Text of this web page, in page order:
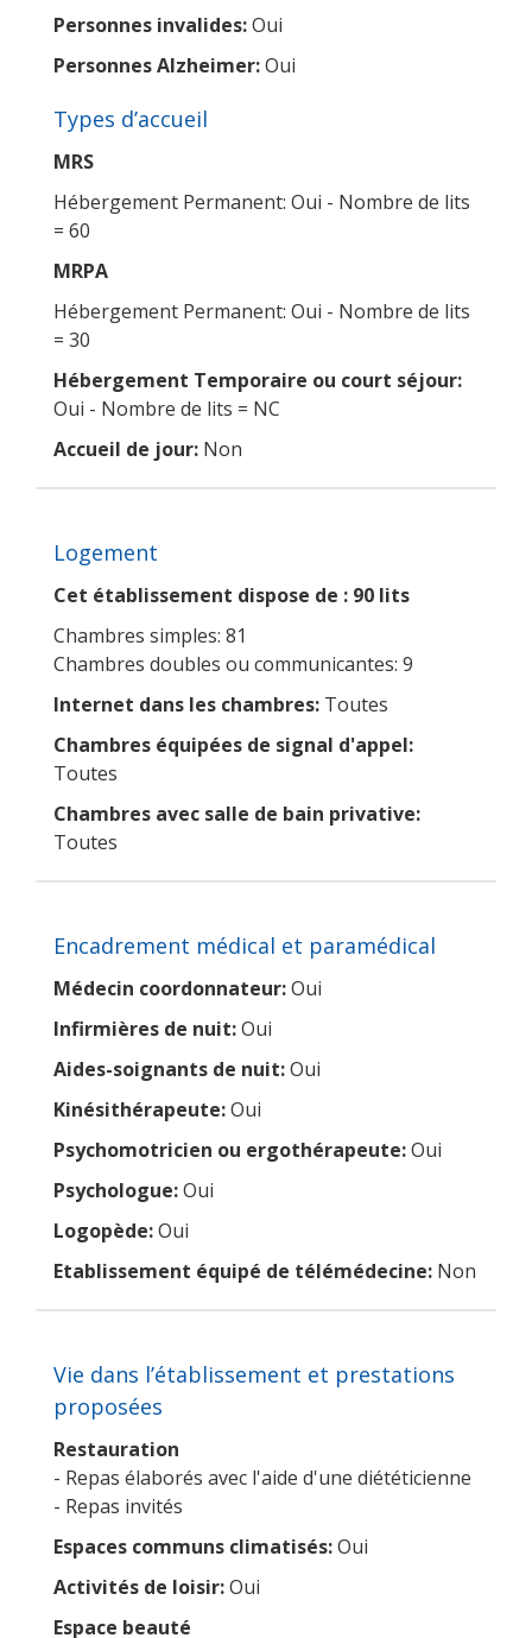
Personnes invalides:Oui
Personnes Alzheimer:Oui
Types d’accueil
MRS
Hébergement Permanent: Oui - Nombre de lits
= 60
MRPA
Hébergement Permanent: Oui - Nombre de lits
= 30
Hébergement Temporaire ou court séjour:
Oui - Nombre de lits = NC
Accueil de jour: Non
Logement
Cet établissement dispose de : 90 lits
Chambres simples: 81
Chambres doubles ou communicantes: 9
Internet dans les chambres: Toutes
Chambres équipées de signal d'appel:
Toutes
Chambres avec salle de bain privative:
Toutes
Encadrement médical et paramédical
Médecin coordonnateur:Oui
Infirmières de nuit:Oui
Aides-soignants de nuit:Oui
Kinésithérapeute:Oui
Psychomotricien ou ergothérapeute:Oui
Psychologue:Oui
Logopède:Oui
Etablissement équipé de télémédecine: Non
Vie dans l’établissement et prestations
proposées
Restauration
- Repas élaborés avec l'aide d'une diététicienne
- Repas invités
Espaces communs climatisés:Oui
Activités de loisir:Oui
Espace beauté